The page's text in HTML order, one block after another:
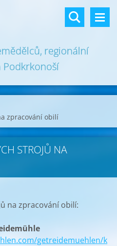
regionální
Podkrkonoší
zpracování obilí
STROJŮ NA
na zpracování obilí:
getreidemuehlen/k